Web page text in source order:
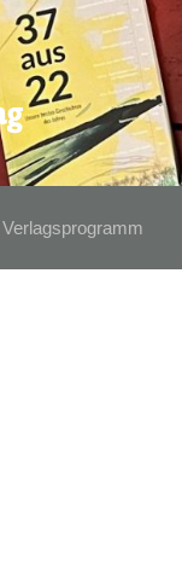
Verlagsprogramm